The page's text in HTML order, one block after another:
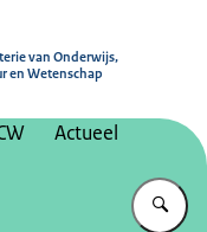
van Onderwijs,
en Wetenschap
Actueel